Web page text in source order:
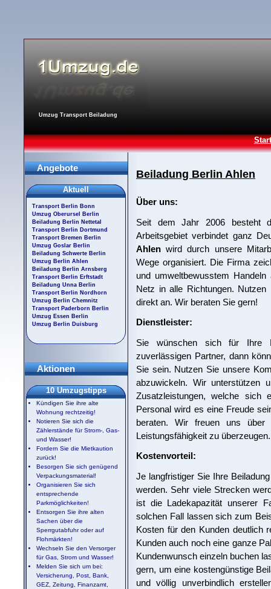
Umzug Transport Beiladung
Beiladung Berlin Ahlen
Über uns:
Seit dem Jahr 2006 besteht
Arbeitsgebiet verbindet ganz
Ahlen wird durch unsere
Wege organisiert. Die Firma
und umweltbewusstem
Netz in alle Richtungen.
direkt an. Wir beraten Sie gern!
Dienstleister:
Sie wünschen sich für Ihre
zuverlässigen Partner, dann
Sie sein. Nutzen Sie unsere
abzuwickeln. Wir unterstützen
Zusatzleistungen, welche sich
Personal wird es eine Freude
beraten. Wir freuen uns
Leistungsfähigkeit zu überzeugen.
Kostenvorteil:
Je langfristiger Sie Ihre
werden. Sehr viele Strecken
ist die Ladekapazität unserer
solchen Fall lassen sich zum
Kosten für den Kunden deutlich
Kunden auch noch eine ganze
Kundenwunsch einzeln buchen
gern, um eine kostengünstige
und völlig unverbindlich
Angebote
Aktuell
Transport Berlin Bonn
Umzug Oberursel Berlin
Beiladung Berlin Nettetal
Transport Berlin Dortmund
Transport Bremen Berlin
Umzug Goslar Berlin
Beiladung Schwerte Berlin
Umzug Berlin Ahlen
Beiladung Berlin Arnsberg
Transport Berlin Erftstadt
Beiladung Unna Berlin
Transport Berlin Nordhorn
Umzug Berlin Chemnitz
Transport Paderborn Berlin
Umzug Essen Berlin
Umzug Berlin Duisburg
Aktionen
10 Umzugstipps
Kündigen Sie ihre alte
Wohnung rechtzeitig!
Notieren Sie sich die
Zählerstände für Strom-, Gas-
und Wasser!
Fordern Sie die Mietkaution
zurück!
Besorgen Sie sich genügend
Verpackungsmaterial!
Organisieren Sie sich
entsprechende
Parkmöglichkeiten!
Entsorgen Sie ihre alten
Sachen über die
Sperrgutabfuhr oder auf
Flohmärkten!
Wechseln Sie den Versorger
für Gas, Strom und Wasser!
Melden Sie sich um bei:
Versicherung, Post, Bank,
GEZ, Zeitung, Finanzamt,